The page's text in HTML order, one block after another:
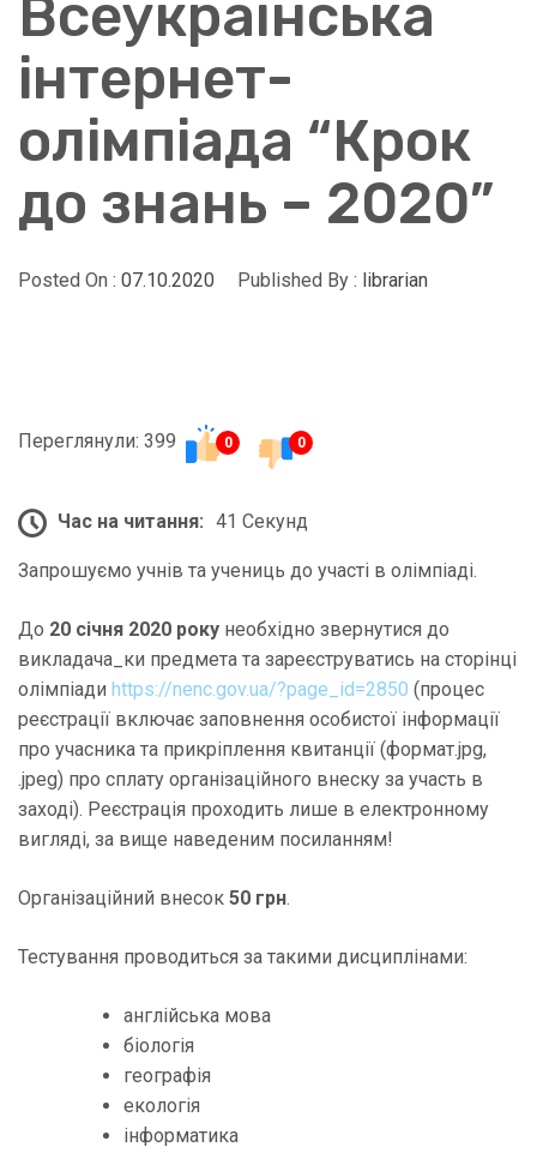
Всеукраїнська
інтернет-
олімпіада “Крок
до знань – 2020”
Posted On : 07.10.2020 Published By : librarian
Переглянули: 399 0 0
Час на читання: 41 Секунд
Запрошуємо учнів та учениць до участі в олімпіаді.
До 20 січня 2020 року необхідно звернутися до
викладача_ки предмета та зареєструватись на сторінці
олімпіади https://nenc.gov.ua/?page_id=2850 (процес
реєстрації включає заповнення особистої інформації
про учасника та прикріплення квитанції (формат.jpg,
.jpeg) про сплату організаційного внеску за участь в
заході). Реєстрація проходить лише в електронному
вигляді, за вище наведеним посиланням!
Організаційний внесок 50 грн.
Тестування проводиться за такими дисциплінами:
англійська мова
біологія
географія
екологія
інформатика